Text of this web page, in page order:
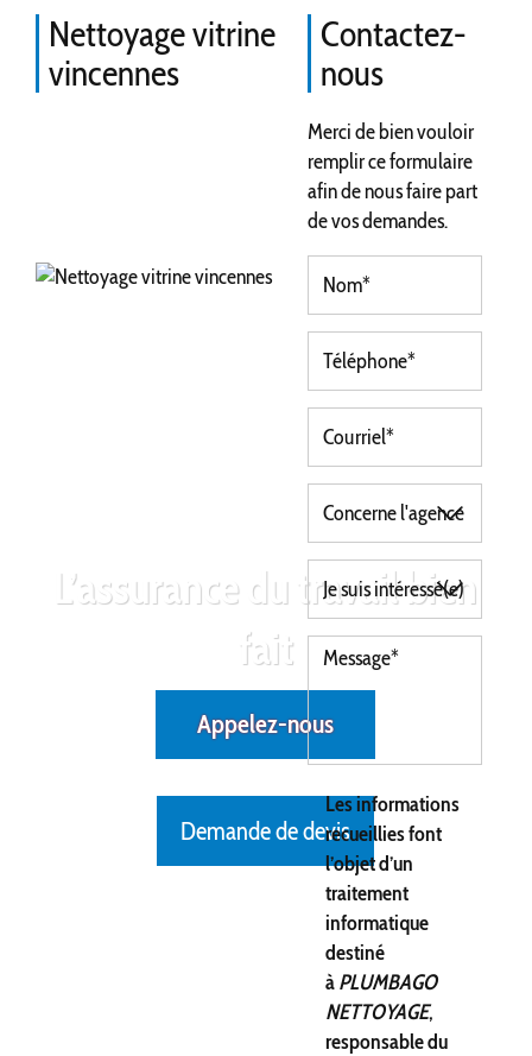
L’assurance du travail bien
fait
Appelez-nous
Demande de devis
Nettoyage vitrine
vincennes
Contactez-
nous
Merci de bien vouloir
remplir ce formulaire
afin de nous faire part
de vos demandes.
Les informations
recueillies font
l’objet d’un
traitement
informatique
destiné
àPLUMBAGO
NETTOYAGE,
responsable du